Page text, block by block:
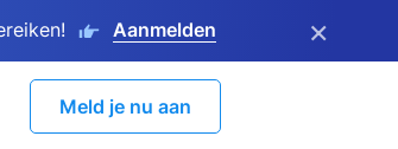
Aanmelden ×
Meld je nu aan